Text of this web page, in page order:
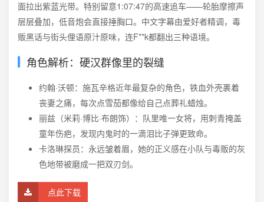
面拉出紫蓝光带。特别留意1:07:47的高速追车——轮胎摩擦声
层层叠加，低音炮会直接捶胸口。中文字幕由爱好者精调，毒
贩黑话与街头俚语原汁原味，连F**k都翻出三种语境。
角色解析：硬汉群像里的裂缝
约翰·沃顿：施瓦辛格近年最复杂的角色，铁血外壳裹着
丧妻之痛，每次点雪茄都像给自己点葬礼蜡烛。
丽兹（米莉·博比·布朗饰）：队里唯一女将，用刺青掩盖
童年伤疤，发现内鬼时的一滴泪比子弹更致命。
卡洛琳探员：永远皱着眉，她的正义感在小队与毒贩的灰
色地带被磨成一把双刃剑。
点此下载